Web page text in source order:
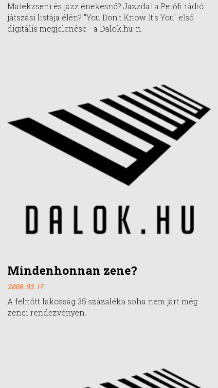
Matekzseni és jazz énekesnő? Jazzdal a Petőfi rádió
játszási listája élén? "You Don't Know It's You" első
digitális megjelenése - a Dalok.hu-n.
Mindenhonnan zene?
2008. 03. 17.
A felnőtt lakosság 35 százaléka soha nem járt még
zenei rendezvényen.